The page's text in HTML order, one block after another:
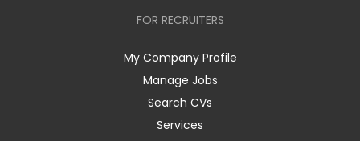
FOR RECRUITERS
My Company Profile
Manage Jobs
Search CVs
Services